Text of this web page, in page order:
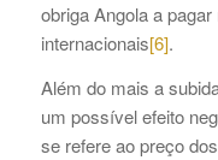
obriga Angola a
internacionais[6].
Além do mais a
um possível efeito
se refere ao preço